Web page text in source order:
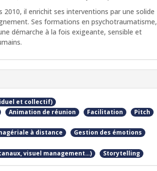
2010, il enrichit ses interventions par une solide
Ses formations en psychotraumatisme,
démarche à la fois exigeante, sensible et
et collectif)
Animation de réunion Facilitation
Pitch
à distance
Gestion des émotions
visuel management…)
Storytelling